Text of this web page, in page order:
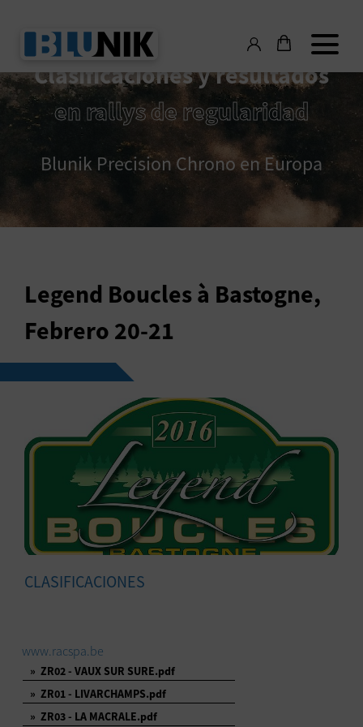
Clasificaciones y resultados
en rallys de regularidad
Blunik Precision Chrono en Europa
Legend Boucles à Bastogne,
Febrero 20-21
CLASIFICACIONES
www.racspa.be
» ZR02 - VAUX SUR SURE.pdf
» ZR01 - LIVARCHAMPS.pdf
» ZR03 - LA MACRALE.pdf